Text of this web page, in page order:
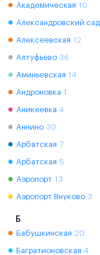
Академическая 10
Александровский сад
Алексеевская 12
Алтуфьево 36
Аминьевская 14
Андроновка 1
Аникеевка 4
Аннино 30
Арбатская 7
Арбатская 5
Аэропорт 13
Аэропорт Внуково 3
Б
Бабушкинская 20
Багратионовская 4